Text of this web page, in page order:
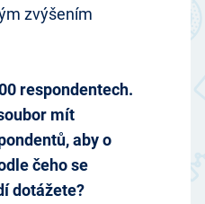
zvýšením
respondentech.
mít
aby o
čeho se
dotážete?